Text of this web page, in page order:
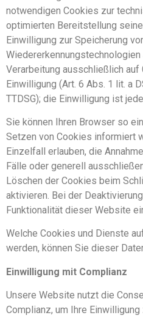
notwendigen Cookies zur
optimierten Bereitstellung
Einwilligung zur Speicherung
Verarbeitung ausschließlich auf
Einwilligung (Art. 6 Abs. 1 lit. a
TTDSG); die Einwilligung ist
Sie können Ihren Browser so
Setzen von Cookies informiert
Einzelfall erlauben, die
Fälle oder generell
Löschen der Cookies beim
aktivieren. Bei der
Funktionalität dieser Website
Welche Cookies und Dienste
werden, können Sie dieser
Einwilligung mit Complianz
Unsere Website nutzt die
Complianz, um Ihre